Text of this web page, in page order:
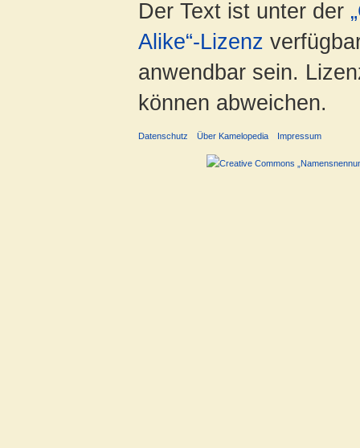
Der Text ist unter der
Alike“-Lizenz
anwendbar sein.
können abweichen.
Datenschutz Über Kamelopedia Impressum